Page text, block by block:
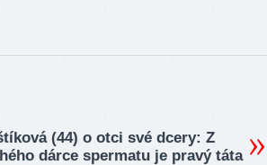
(44) o otci své dcery: Z
dárce spermatu je pravý táta